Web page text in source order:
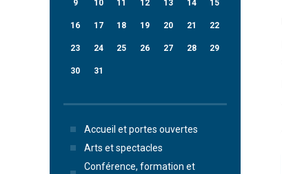
9 10 11 12 13 14 15
16 17 18 19 20 21 22
23 24 25 26 27 28 29
30 31
Accueil et portes ouvertes
Arts et spectacles
Conférence, formation et